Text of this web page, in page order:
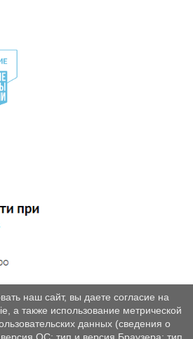
наш сайт, вы даете согласие на
а также использование метрической
данных (сведения о